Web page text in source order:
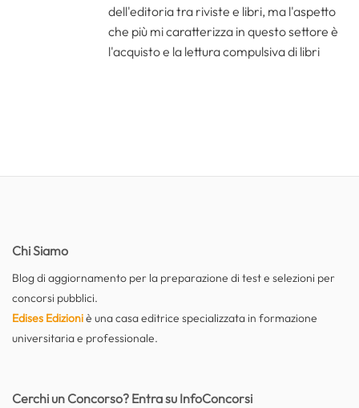
dell'editoria tra riviste e libri, ma l'aspetto
che più mi caratterizza in questo settore è
l'acquisto e la lettura compulsiva di libri
Chi Siamo
Blog di aggiornamento per la preparazione di test e selezioni per
concorsi pubblici.
Edises Edizioniè una casa editrice specializzata in formazione
universitaria e professionale.
Cerchi un Concorso? Entra su InfoConcorsi